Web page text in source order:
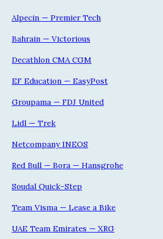
Alpecin — Premier Tech
Bahrain — Victorious
Decathlon CMA CGM
EF Education — EasyPost
Groupama — FDJ United
Lidl — Trek
Netcompany INEOS
Red Bull — Bora — Hansgrohe
Soudal Quick-Step
Team Visma — Lease a Bike
UAE Team Emirates — XRG